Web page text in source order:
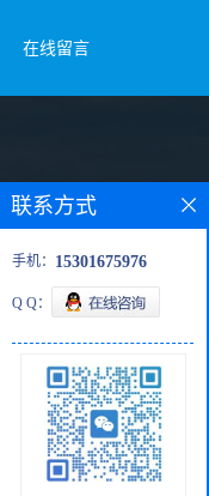
在线留言
联系方式
手机： 15301675976
Q Q：